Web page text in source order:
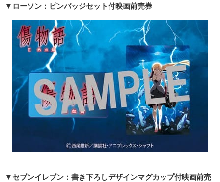
▼ローソン：ピンバッジセット付映画前売券
▼セブンイレブン：書き下ろしデザインマグカップ付映画前売